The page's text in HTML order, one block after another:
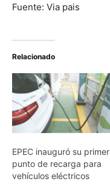
Fuente: Via pais
Relacionado
EPEC inauguró su primer
punto de recarga para
vehículos eléctricos